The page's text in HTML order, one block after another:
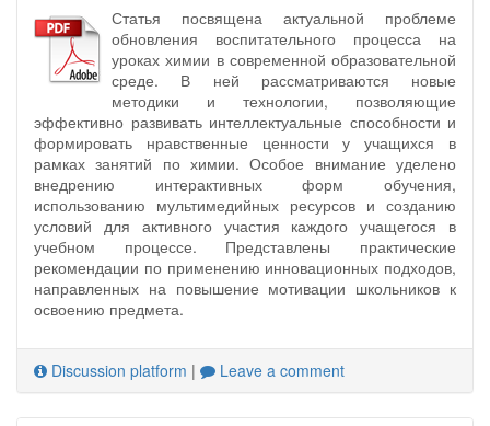
Статья посвящена актуальной проблеме
обновления воспитательного процесса на
уроках химии в современной образовательной
среде. В ней рассматриваются новые
методики и технологии, позволяющие
эффективно развивать интеллектуальные способности и
формировать нравственные ценности у учащихся в
рамках занятий по химии. Особое внимание уделено
внедрению интерактивных форм обучения,
использованию мультимедийных ресурсов и созданию
условий для активного участия каждого учащегося в
учебном процессе. Представлены практические
рекомендации по применению инновационных подходов,
направленных на повышение мотивации школьников к
освоению предмета.
Discussion platform | Leave a comment